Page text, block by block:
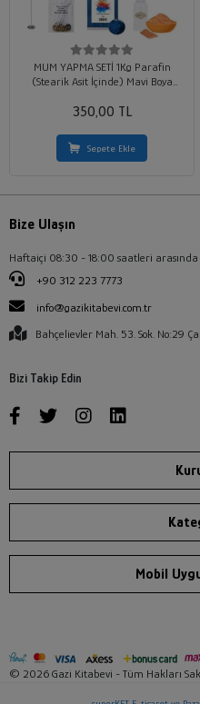
MUM YAPMA SETİ 1Kg Parafin
(Stearik Asit İçinde) Mavi Boya
Fitil
350,00 TL
Sepete Ekle
Bize Ulaşın
Haftaiçi 08:30 - 18:00 saatleri
+90 312 223 7773
info@gazikitabevi.com.tr
Bahçelievler Mah. 53. Sok. No:29
Bizi Takip Edin
Mobil
© 2026 Gazi Kitabevi - Tüm Hakları